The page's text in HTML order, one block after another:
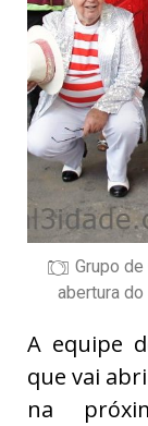
Grupo de
abertura
A equipe
que vai
na